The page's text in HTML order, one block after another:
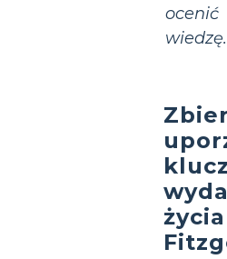
wiedzę.